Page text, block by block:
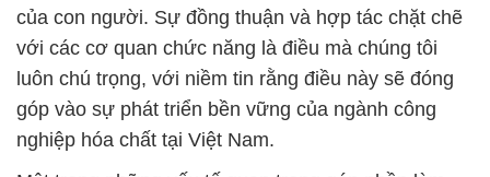
của con người. Sự đồng thuận và hợp tác chặt chẽ
với các cơ quan chức năng là điều mà chúng tôi
luôn chú trọng, với niềm tin rằng điều này sẽ đóng
góp vào sự phát triển bền vững của ngành công
nghiệp hóa chất tại Việt Nam.